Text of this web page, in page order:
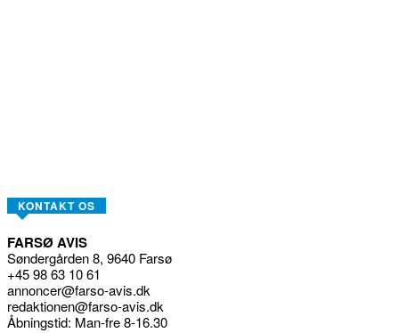
KONTAKT OS
FARSØ AVIS
Søndergården 8, 9640 Farsø
+45 98 63 10 61
annoncer@farso-avis.dk
redaktionen@farso-avis.dk
Åbningstid: Man-fre 8-16.30